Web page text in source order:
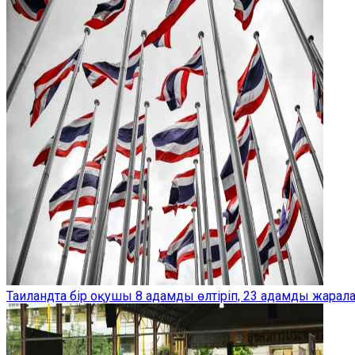
Таиландта бір оқушы 8 адамды өлтіріп, 23 адамды